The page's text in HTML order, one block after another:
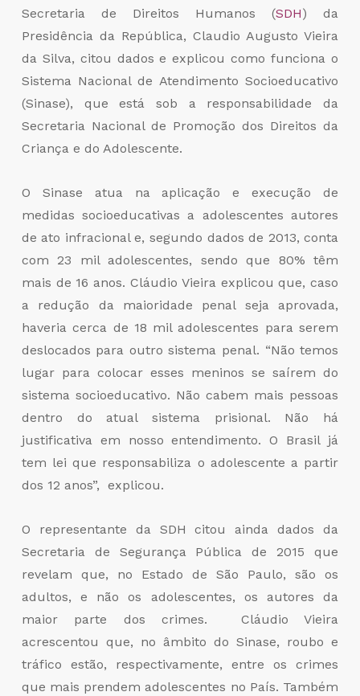
Secretaria de Direitos Humanos (SDH) da
Presidência da República, Claudio Augusto Vieira
da Silva, citou dados e explicou como funciona o
Sistema Nacional de Atendimento Socioeducativo
(Sinase), que está sob a responsabilidade da
Secretaria Nacional de Promoção dos Direitos da
Criança e do Adolescente.
O Sinase atua na aplicação e execução de
medidas socioeducativas a adolescentes autores
de ato infracional e, segundo dados de 2013, conta
com 23 mil adolescentes, sendo que 80% têm
mais de 16 anos. Cláudio Vieira explicou que, caso
a redução da maioridade penal seja aprovada,
haveria cerca de 18 mil adolescentes para serem
deslocados para outro sistema penal. “Não temos
lugar para colocar esses meninos se saírem do
sistema socioeducativo. Não cabem mais pessoas
dentro do atual sistema prisional. Não há
justificativa em nosso entendimento. O Brasil já
tem lei que responsabiliza o adolescente a partir
dos 12 anos”, explicou.
O representante da SDH citou ainda dados da
Secretaria de Segurança Pública de 2015 que
revelam que, no Estado de São Paulo, são os
adultos, e não os adolescentes, os autores da
maior parte dos crimes. Cláudio Vieira
acrescentou que, no âmbito do Sinase, roubo e
tráfico estão, respectivamente, entre os crimes
que mais prendem adolescentes no País. Também